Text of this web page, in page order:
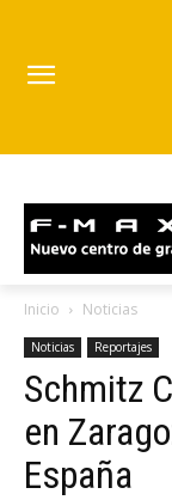
Inicio Noticias
Noticias Reportajes
Schmitz
en
España